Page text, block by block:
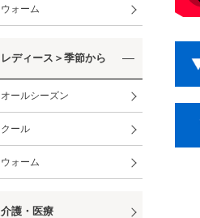
ウォーム
レディース＞季節から
オールシーズン
クール
ウォーム
介護・医療